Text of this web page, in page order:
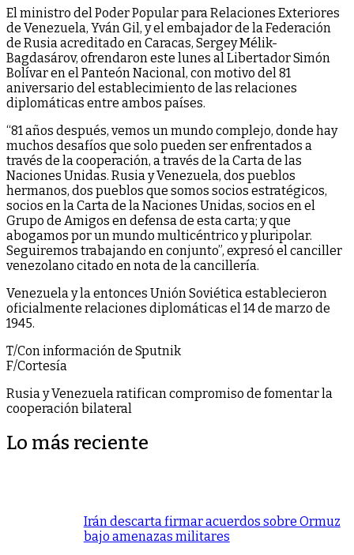
El ministro del Poder Popular para Relaciones Exteriores
de Venezuela, Yván Gil, y el embajador de la Federación
de Rusia acreditado en Caracas, Sergey Mélik-
Bagdasárov, ofrendaron este lunes al Libertador Simón
Bolívar en el Panteón Nacional, con motivo del 81
aniversario del establecimiento de las relaciones
diplomáticas entre ambos países.
“81 años después, vemos un mundo complejo, donde hay
muchos desafíos que solo pueden ser enfrentados a
través de la cooperación, a través de la Carta de las
Naciones Unidas. Rusia y Venezuela, dos pueblos
hermanos, dos pueblos que somos socios estratégicos,
socios en la Carta de la Naciones Unidas, socios en el
Grupo de Amigos en defensa de esta carta; y que
abogamos por un mundo multicéntrico y pluripolar.
Seguiremos trabajando en conjunto”, expresó el canciller
venezolano citado en nota de la cancillería.
Venezuela y la entonces Unión Soviética establecieron
oficialmente relaciones diplomáticas el 14 de marzo de
1945.
T/Con información de Sputnik
F/Cortesía
Rusia y Venezuela ratifican compromiso de fomentar la
cooperación bilateral
Lo más reciente
Irán descarta firmar acuerdos sobre Ormuz
bajo amenazas militares